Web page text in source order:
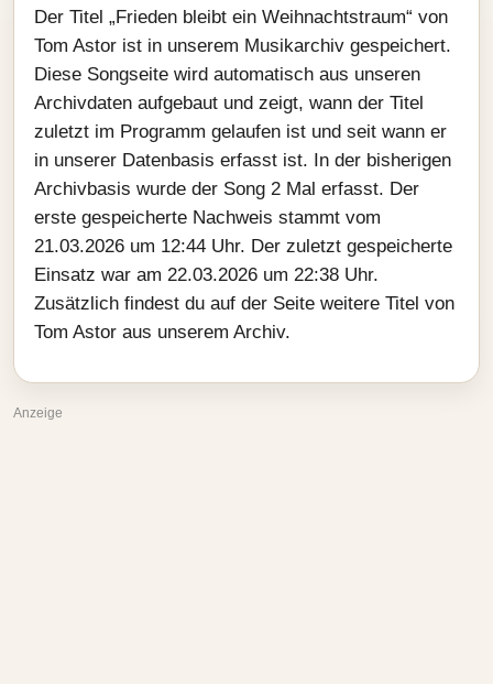
Der Titel „Frieden bleibt ein Weihnachtstraum“ von
Tom Astor ist in unserem Musikarchiv gespeichert.
Diese Songseite wird automatisch aus unseren
Archivdaten aufgebaut und zeigt, wann der Titel
zuletzt im Programm gelaufen ist und seit wann er
in unserer Datenbasis erfasst ist. In der bisherigen
Archivbasis wurde der Song 2 Mal erfasst. Der
erste gespeicherte Nachweis stammt vom
21.03.2026 um 12:44 Uhr. Der zuletzt gespeicherte
Einsatz war am 22.03.2026 um 22:38 Uhr.
Zusätzlich findest du auf der Seite weitere Titel von
Tom Astor aus unserem Archiv.
Anzeige